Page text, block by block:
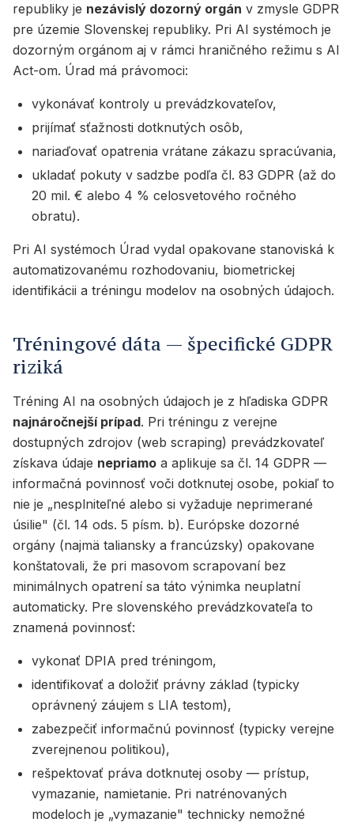
republiky je nezávislý dozorný orgán v zmysle GDPR
pre územie Slovenskej republiky. Pri AI systémoch je
dozorným orgánom aj v rámci hraničného režimu s AI
Act-om. Úrad má právomoci:
vykonávať kontroly u prevádzkovateľov,
prijímať sťažnosti dotknutých osôb,
nariaďovať opatrenia vrátane zákazu spracúvania,
ukladať pokuty v sadzbe podľa čl. 83 GDPR (až do
20 mil. € alebo 4 % celosvetového ročného
obratu).
Pri AI systémoch Úrad vydal opakovane stanoviská k
automatizovanému rozhodovaniu, biometrickej
identifikácii a tréningu modelov na osobných údajoch.
Tréningové dáta — špecifické GDPR
riziká
Tréning AI na osobných údajoch je z hľadiska GDPR
najnáročnejší prípad. Pri tréningu z verejne
dostupných zdrojov (web scraping) prevádzkovateľ
získava údaje nepriamo a aplikuje sa čl. 14 GDPR —
informačná povinnosť voči dotknutej osobe, pokiaľ to
nie je „nesplniteľné alebo si vyžaduje neprimerané
úsilie" (čl. 14 ods. 5 písm. b). Európske dozorné
orgány (najmä taliansky a francúzsky) opakovane
konštatovali, že pri masovom scrapovaní bez
minimálnych opatrení sa táto výnimka neuplatní
automaticky. Pre slovenského prevádzkovateľa to
znamená povinnosť:
vykonať DPIA pred tréningom,
identifikovať a doložiť právny základ (typicky
oprávnený záujem s LIA testom),
zabezpečiť informačnú povinnosť (typicky verejne
zverejnenou politikou),
rešpektovať práva dotknutej osoby — prístup,
vymazanie, namietanie. Pri natrénovaných
modeloch je „vymazanie" technicky nemožné